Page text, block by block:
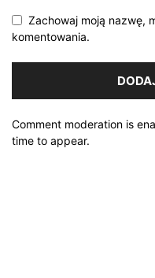
Zachowaj moją nazwę,
komentowania.
Comment moderation is
time to appear.